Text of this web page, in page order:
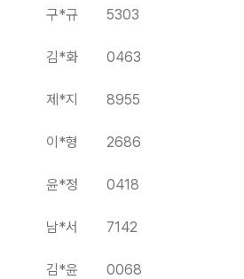
구*규 5303
김*화 0463
제*지 8955
이*형 2686
윤*정 0418
남*서 7142
김*윤 0068